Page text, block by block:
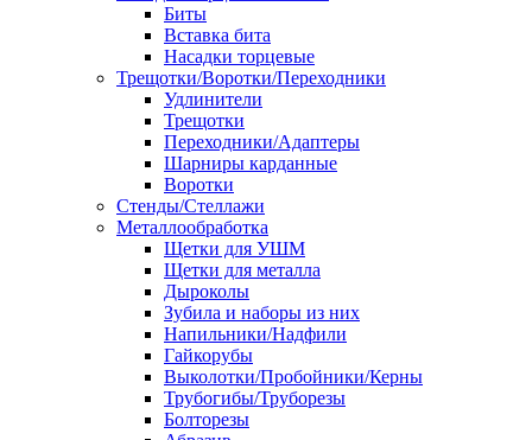
Биты
Вставка бита
Насадки торцевые
Трещотки/Воротки/Переходники
Удлинители
Трещотки
Переходники/Адаптеры
Шарниры карданные
Воротки
Стенды/Стеллажи
Металлообработка
Щетки для УШМ
Щетки для металла
Дыроколы
Зубила и наборы из них
Напильники/Надфили
Гайкорубы
Выколотки/Пробойники/Керны
Трубогибы/Труборезы
Болторезы